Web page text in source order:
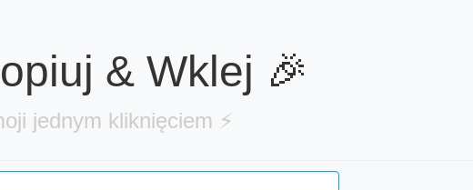
& Wklej 🎉
jednym kliknięciem ⚡